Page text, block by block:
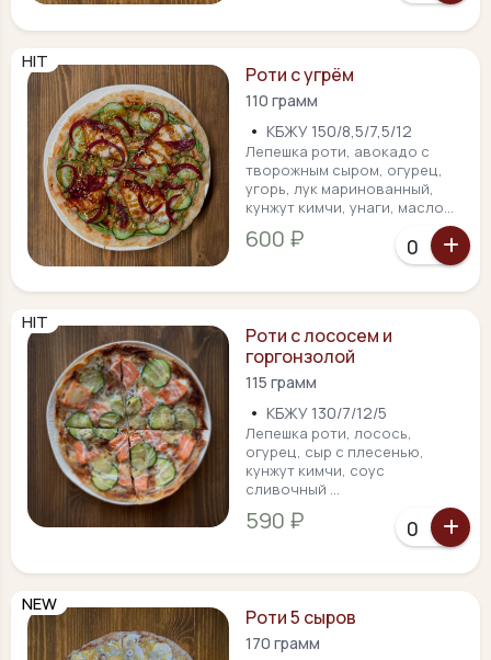
HIT
Роти с угрём
110 грамм
• КБЖУ 150/8,5/7,5/12
Лепешка роти, авокадо с
творожным сыром, огурец,
угорь, лук маринованный,
кунжут кимчи, унаги, масло...
600 ₽
HIT
Роти с лососем и
горгонзолой
115 грамм
• КБЖУ 130/7/12/5
Лепешка роти, лосось,
огурец, сыр с плесенью,
кунжут кимчи, соус
сливочный ...
590 ₽
NEW
Роти 5 сыров
170 грамм